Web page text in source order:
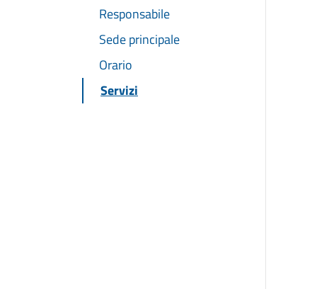
Responsabile
Sede principale
Orario
Servizi